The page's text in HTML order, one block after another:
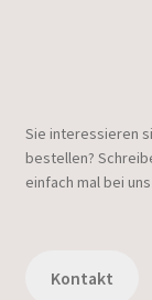
Sie interessieren
bestellen?
einfach mal bei
Kontakt